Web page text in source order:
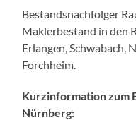
Bestandsnachfolger
Maklerbestand in den
Erlangen, Schwabach,
Forchheim.
Kurzinformation zum
Nürnberg: